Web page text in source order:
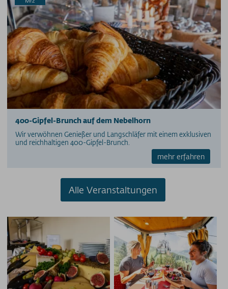
400-Gipfel-Brunch auf dem Nebelhorn
Wir verwöhnen Genießer und Langschläfer mit einem exklusiven
und reichhaltigen 400-Gipfel-Brunch.
mehr erfahren
Alle Veranstaltungen